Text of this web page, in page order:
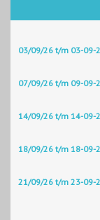
03/09/26 t/m 03-09-
07/09/26 t/m 09-09-
14/09/26 t/m 14-09-
18/09/26 t/m 18-09-
21/09/26 t/m 23-09-